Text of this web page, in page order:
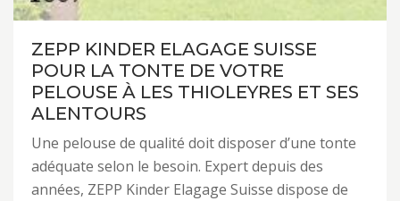
ZEPP KINDER ELAGAGE SUISSE
POUR LA TONTE DE VOTRE
PELOUSE À LES THIOLEYRES ET SES
ALENTOURS
Une pelouse de qualité doit disposer d’une tonte
adéquate selon le besoin. Expert depuis des
années, ZEPP Kinder Elagage Suisse dispose de